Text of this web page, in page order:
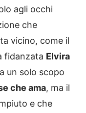
agli occhi
che
vicino, come il
fidanzata Elvira
un solo scopo
che ama, ma il
e che